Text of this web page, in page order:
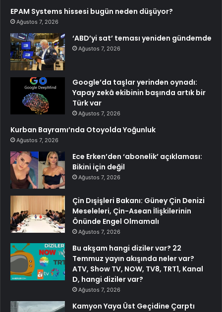
EPAM Systems hissesi bugün neden düşüyor?
Ağustos 7, 2026
‘ABD’yi sat’ teması yeniden gündemde
Ağustos 7, 2026
Google’da taşlar yerinden oynadı:
Yapay zekâ ekibinin başında artık bir
Türk var
Ağustos 7, 2026
Kurban Bayramı’nda Otoyolda Yoğunluk
Ağustos 7, 2026
Ece Erken’den ‘abonelik’ açıklaması:
Bikini için değil
Ağustos 7, 2026
Çin Dışişleri Bakanı: Güney Çin Denizi
Meseleleri, Çin-Asean İlişkilerinin
Önünde Engel Olmamalı
Ağustos 7, 2026
Bu akşam hangi diziler var? 22
Temmuz yayın akışında neler var?
ATV, Show TV, NOW, TV8, TRT1, Kanal
D, hangi diziler var?
Ağustos 7, 2026
Kamyon Yaya Üst Geçidine Çarptı